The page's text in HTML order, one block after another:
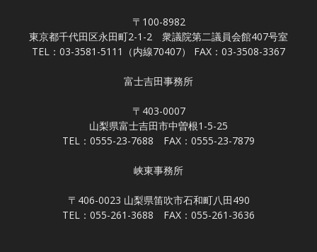
〒100-8982
東京都千代田区永田町2-1-2 衆議院第二議員会館407号室
TEL：03-3581-5111（内線70407） FAX：03-3508-3367
富士吉田事務所
〒403-0007
山梨県富士吉田市中曽根1-5-25
TEL：0555-23-7688 FAX：0555-23-7879
峡東事務所
〒406-0023 山梨県笛吹市石和町八田490
TEL：055-261-3688 FAX：055-261-3636